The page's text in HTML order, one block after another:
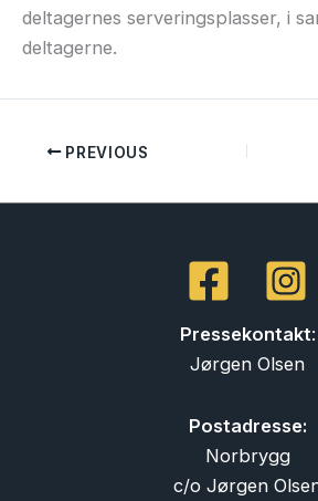
deltagernes serveringsplasser, i
deltagerne.
PREVIOUS
Pressekontakt:
Jørgen Olsen
Postadresse:
Norbrygg
c/o Jørgen